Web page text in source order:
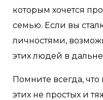
которым хочется
семью. Если вы
личностями,
этих людей в
Помните всегда,
этих не простых и